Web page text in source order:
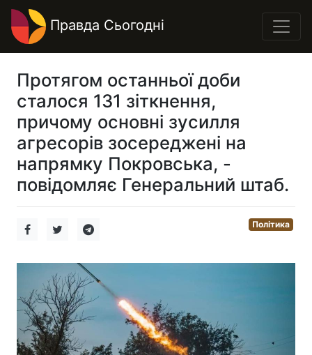
Правда Сьогодні
Протягом останньої доби
сталося 131 зіткнення,
причому основні зусилля
агресорів зосереджені на
напрямку Покровська, -
повідомляє Генеральний штаб.
Політика